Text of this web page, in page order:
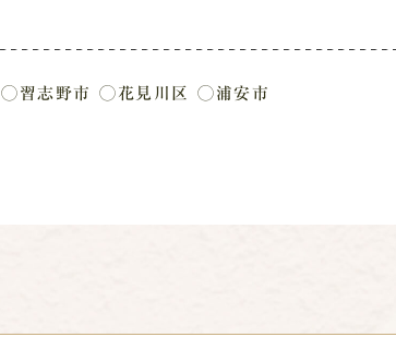
◯習志野市 ◯花見川区 ◯浦安市